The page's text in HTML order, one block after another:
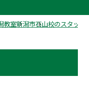
教室新潟市石山校のスタッフ